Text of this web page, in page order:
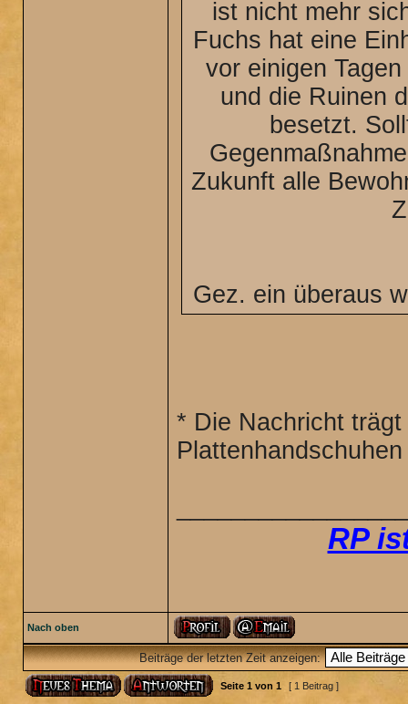
ist nicht mehr
Fuchs hat eine
vor einigen
und die Ruinen
besetzt.
Zukunft alle
Gez. ein überaus
* Die Nachricht
RP
Nach oben
Beiträge der letzten Zeit anzeigen:
Seite 1 von 1 [ 1 Beitrag ]